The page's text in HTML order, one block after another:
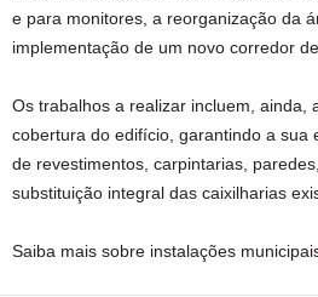
e para monitores, a reorganização da
implementação de um novo corredor
Os trabalhos a realizar incluem, ainda,
cobertura do edifício, garantindo a sua
de revestimentos, carpintarias,
substituição integral das caixilharias
Saiba mais sobre instalações